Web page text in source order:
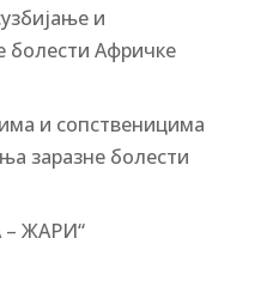
и
болести Афричке
и сопственицима
заразне болести
ЖАРИ“